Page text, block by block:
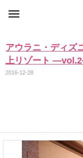
アウラニ・ディズ
上リゾート
2016-12-28